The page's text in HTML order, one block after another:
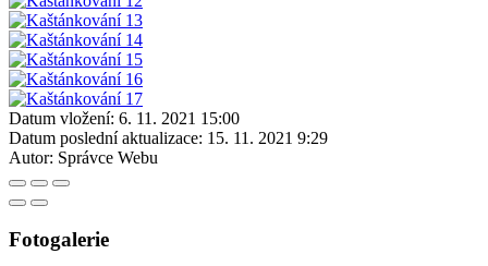
Datum vložení: 6. 11. 2021 15:00
Datum poslední aktualizace: 15. 11. 2021 9:29
Autor: Správce Webu
Fotogalerie